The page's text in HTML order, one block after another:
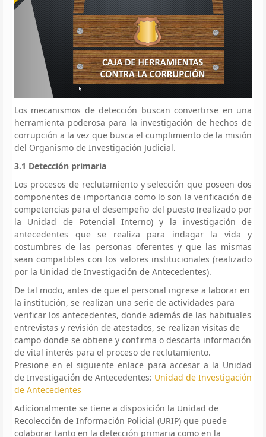
Los mecanismos de detección buscan convertirse en una
herramienta poderosa para la investigación de hechos de
corrupción a la vez que busca el cumplimiento de la misión
del Organismo de Investigación Judicial.
3.1 Detección primaria
Los procesos de reclutamiento y selección que poseen dos
componentes de importancia como lo son la verificación de
competencias para el desempeño del puesto (realizado por
la Unidad de Potencial Interno) y la investigación de
antecedentes que se realiza para indagar la vida y
costumbres de las personas oferentes y que las mismas
sean compatibles con los valores institucionales (realizado
por la Unidad de Investigación de Antecedentes).
De tal modo, antes de que el personal ingrese a laborar en
la institución, se realizan una serie de actividades para
verificar los antecedentes, donde además de las habituales
entrevistas y revisión de atestados, se realizan visitas de
campo donde se obtiene y confirma o descarta información
de vital interés para el proceso de reclutamiento.
Presione en el siguiente enlace para accesar a la Unidad
de Investigación de Antecedentes: Unidad de Investigación
de Antecedentes
Adicionalmente se tiene a disposición la Unidad de
Recolección de Información Policial (URIP) que puede
colaborar tanto en la detección primaria como en la